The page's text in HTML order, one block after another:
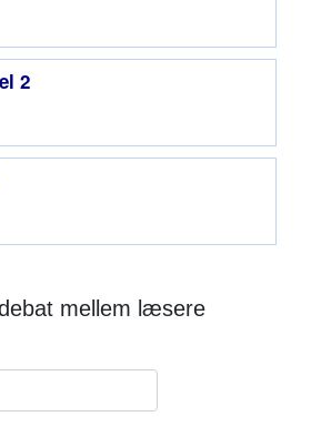
2
mellem læsere